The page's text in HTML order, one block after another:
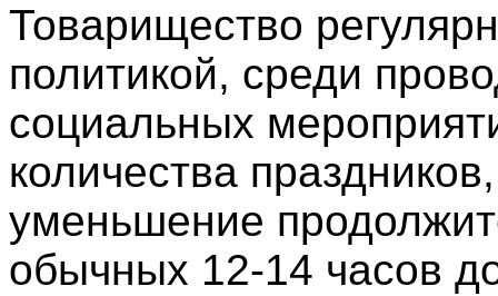
Товарищество
политикой, среди
социальных
количества
уменьшение
обычных 12-14 часов